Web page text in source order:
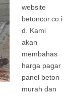
website
betoncor.co.i
d. Kami
akan
membahas
harga pagar
panel beton
murah dan